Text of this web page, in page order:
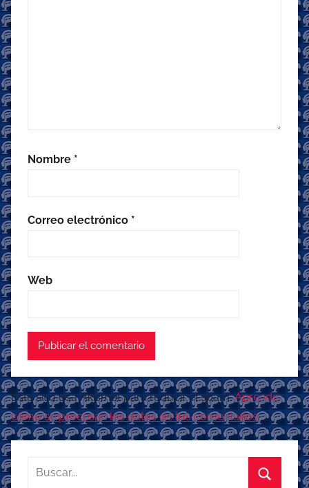
Nombre *
Correo electrónico *
Web
Este sitio usa Akismet para reducir el spam.Aprende
cómo se procesan los datos de tus comentarios.
Buscar: